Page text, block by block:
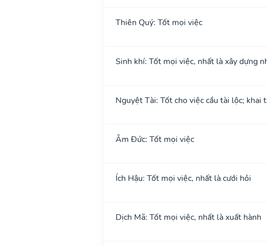
Thiên Quý: Tốt mọi việc
Sinh khí: Tốt mọi việc, nhất là xây dựng
Nguyệt Tài: Tốt cho việc cầu tài lộc; khai
Âm Đức: Tốt mọi việc
Ích Hậu: Tốt mọi việc, nhất là cưới hỏi
Dịch Mã: Tốt mọi việc, nhất là xuất hành